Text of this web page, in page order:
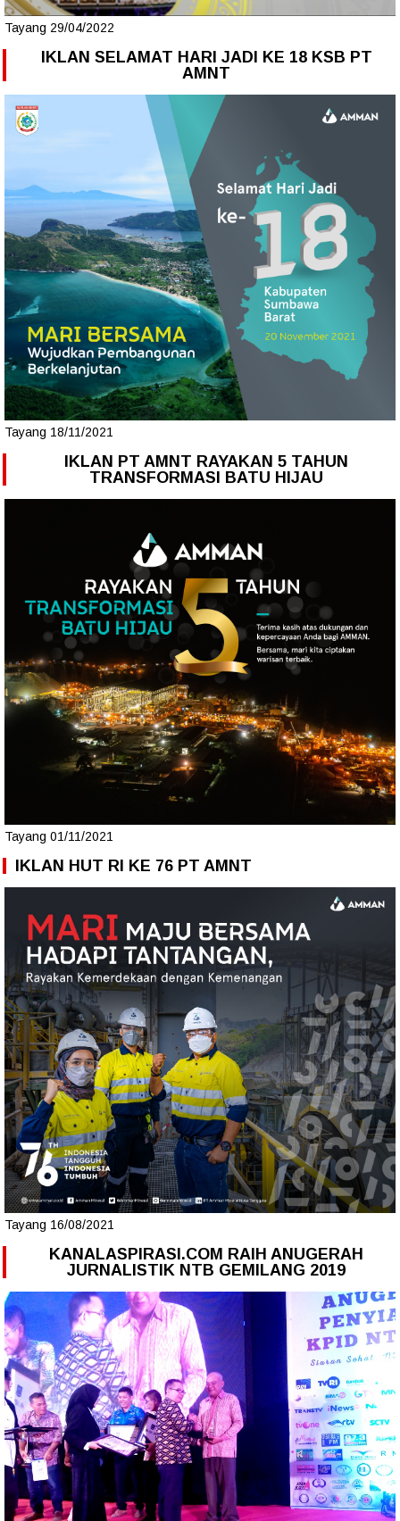
Tayang 29/04/2022
IKLAN SELAMAT HARI JADI KE 18 KSB PT
AMNT
Tayang 18/11/2021
IKLAN PT AMNT RAYAKAN 5 TAHUN
TRANSFORMASI BATU HIJAU
Tayang 01/11/2021
IKLAN HUT RI KE 76 PT AMNT
Tayang 16/08/2021
KANALASPIRASI.COM RAIH ANUGERAH
JURNALISTIK NTB GEMILANG 2019